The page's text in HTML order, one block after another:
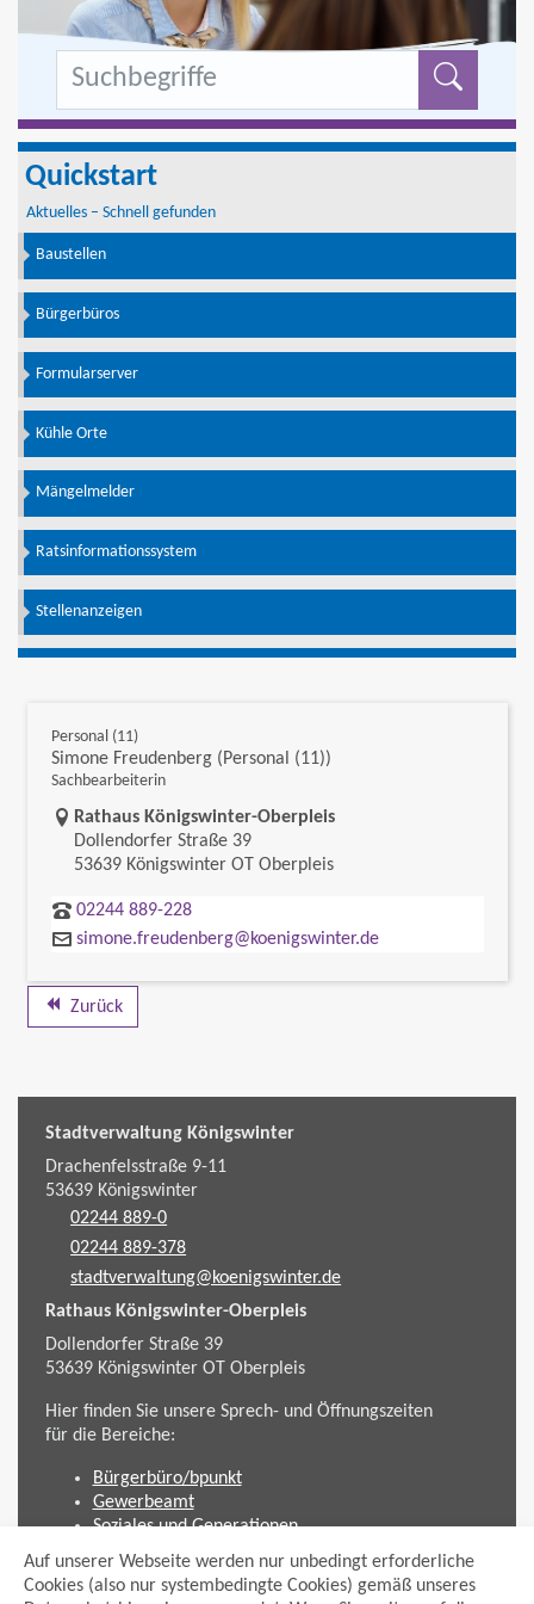
Auf unserer Webseite werden nur unbedingt erforderliche
Cookies (also nur systembedingte Cookies) gemäß unseres
Quickstart
Aktuelles – Schnell gefunden
Baustellen
Bürgerbüros
Formularserver
Kühle Orte
Mängelmelder
Ratsinformationssystem
Stellenanzeigen
Personal (11)
Simone Freudenberg (Personal (11))
Sachbearbeiterin
Link zur Google-Maps Navigation
Rathaus Königswinter-Oberpleis
Dollendorfer Straße 39
53639 Königswinter OT Oberpleis
02244 889-228
simone.freudenberg@koenigswinter.de
Zurück
Stadtverwaltung Königswinter
Drachenfelsstraße 9-11
53639Königswinter
02244 889-0
02244 889-378
stadtverwaltung@koenigswinter.de
Rathaus Königswinter-Oberpleis
Dollendorfer Straße 39
53639KönigswinterOT Oberpleis
Hier finden Sie unsere Sprech- und Öffnungszeiten
für die Bereiche:
Bürgerbüro/bpunkt
Gewerbeamt
Soziales und Generationen
Standesamt
Friedhofsverwaltung
Planen und Bauen (Bauamt)